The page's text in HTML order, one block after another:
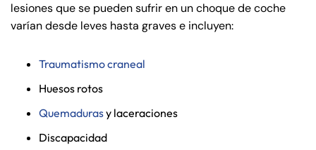
lesiones que se pueden sufrir en un choque de coche
varían desde leves hasta graves e incluyen:
Traumatismo craneal
Huesos rotos
Quemadurasy laceraciones
Discapacidad